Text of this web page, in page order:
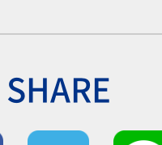
SHARE